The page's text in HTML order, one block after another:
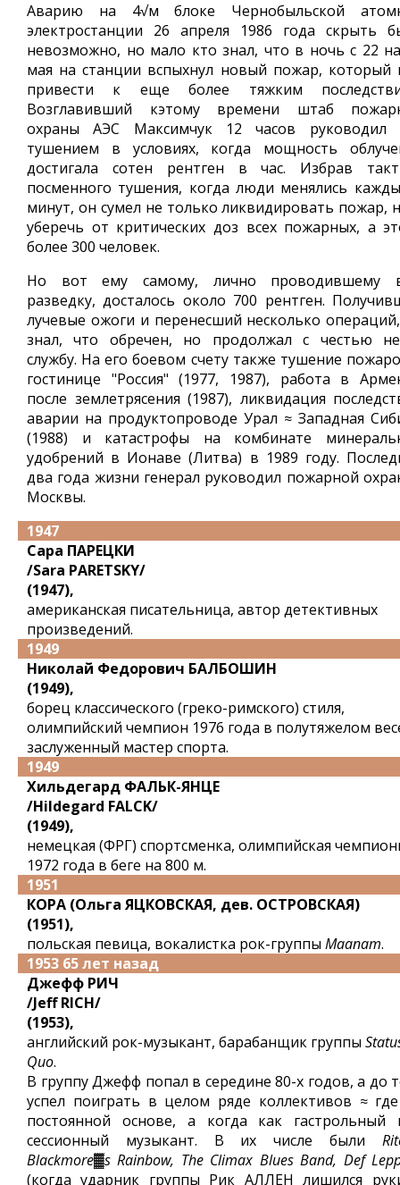
Аварию на 4√м блоке Чернобыльской
электростанции 26 апреля 1986 года скрыть
невозможно, но мало кто знал, что в ночь с 22
мая на станции вспыхнул новый пожар, который
привести к еще более тяжким
Возглавивший кэтому времени штаб
охраны АЭС Максимчук 12 часов руководил
тушением в условиях, когда мощность
достигала сотен рентген в час. Избрав
посменного тушения, когда люди менялись
минут, он сумел не только ликвидировать пожар,
уберечь от критических доз всех пожарных, а
более 300 человек.
Но вот ему самому, лично проводившему
разведку, досталось около 700 рентген.
лучевые ожоги и перенесший несколько
знал, что обречен, но продолжал с честью
службу. На его боевом счету также тушение
гостинице "Россия" (1977, 1987), работа в
после землетрясения (1987), ликвидация
аварии на продуктопроводе Урал ≈ Западная
(1988) и катастрофы на комбинате
удобрений в Ионаве (Литва) в 1989 году.
два года жизни генерал руководил пожарной
Москвы.
1947
Сара ПАРЕЦКИ
/Sara PARETSKY/
(1947),
американская писательница, автор детективных
произведений.
1949
Николай Федорович БАЛБОШИН
(1949),
борец классического (греко-римского) стиля,
олимпийский чемпион 1976 года в полутяжелом
заслуженный мастер спорта.
1949
Хильдегард ФАЛЬК-ЯНЦЕ
/Hildegard FALCK/
(1949),
немецкая (ФРГ) спортсменка, олимпийская
1972 года в беге на 800 м.
1951
КОРА (Ольга ЯЦКОВСКАЯ, дев. ОСТРОВСКАЯ)
(1951),
польская певица, вокалистка рок-группы Maanam.
1953 65 лет назад
Джефф РИЧ
/Jeff RICH/
(1953),
английский рок-музыкант, барабанщик группы
Quo.
В группу Джефф попал в середине 80-х годов, а до
успел поиграть в целом ряде коллективов ≈
постоянной основе, а когда как гастрольный
сессионный музыкант. В их числе были
Blackmore▓s Rainbow, The Climax Blues Band, Def
(когда ударник группы Рик АЛЛЕН лишился